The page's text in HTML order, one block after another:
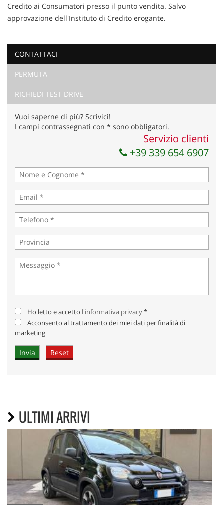
Ho letto e accettol'informativa privacy*
Acconsento al trattamento dei miei dati per finalità di
Invia la tua richiesta
Credito ai Consumatori presso il punto vendita. Salvo
approvazione dell'Instituto di Credito erogante.
CONTATTACI
PERMUTA
RICHIEDI TEST DRIVE
Vuoi saperne di più? Scrivici!
I campi contrassegnati con * sono obbligatori.
Servizio clienti
+39 339 654 6907
Ho letto e accetto l'informativa privacy*
Acconsento al trattamento dei miei dati per finalità di
marketing
ULTIMI ARRIVI